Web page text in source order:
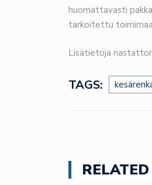
huomattavasti
tarkoitettu
Lisätietoja
TAGS: